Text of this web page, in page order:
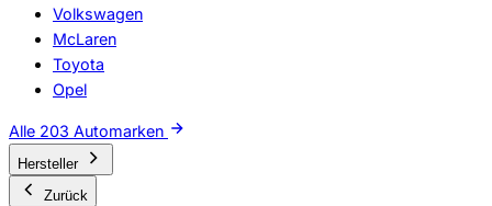
Volkswagen
McLaren
Toyota
Opel
Alle 203 Automarken
Hersteller
Zurück